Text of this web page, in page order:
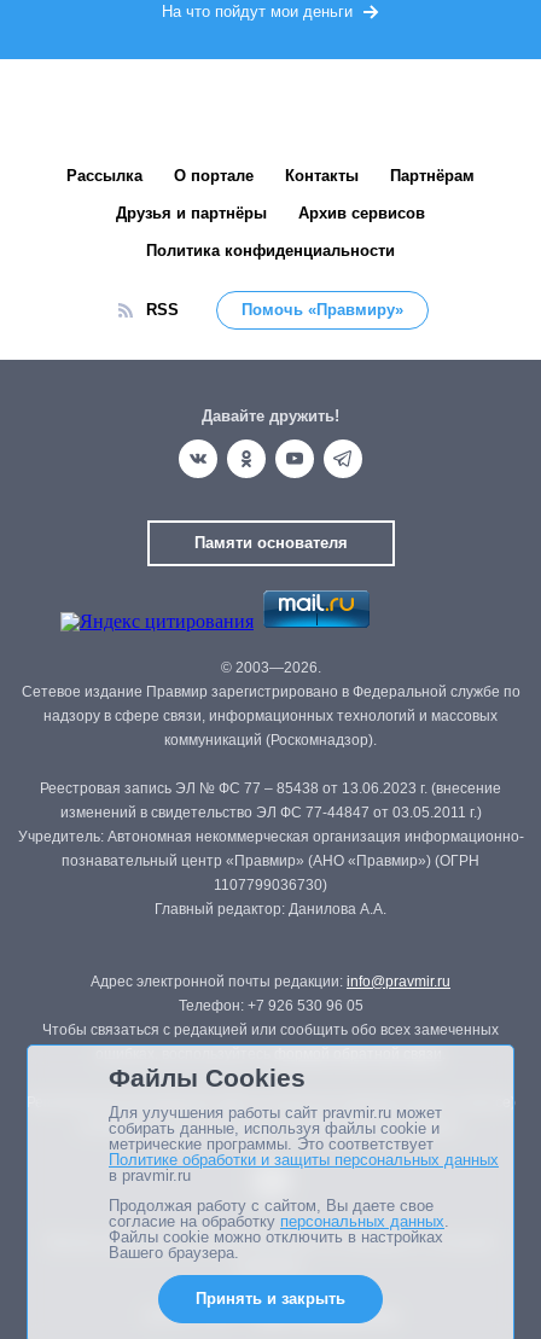
На что пойдут мои деньги
Рассылка О портале Контакты Партнёрам
Друзья и партнёры Архив сервисов
Политика конфиденциальности
RSS Помочь «Правмиру»
Давайте дружить!
Памяти основателя
© 2003—2026.
Сетевое издание Правмир зарегистрировано в Федеральной службе по
надзору в сфере связи, информационных технологий и массовых
коммуникаций (Роскомнадзор).
Реестровая запись ЭЛ № ФС 77 – 85438 от 13.06.2023 г. (внесение
изменений в свидетельство ЭЛ ФС 77-44847 от 03.05.2011 г.)
Учредитель: Автономная некоммерческая организация информационно-
познавательный центр «Правмир» (АНО «Правмир») (ОГРН
1107799036730)
Главный редактор: Данилова А.А.
Адрес электронной почты редакции: info@pravmir.ru
Телефон: +7 926 530 96 05
Чтобы связаться с редакцией или сообщить обо всех замеченных
Републикация материалов сайта в печатных изданиях (книгах, прессе)
возможна только с письменного разрешения редакции.
Мнение авторов статей портала может не совпадать с позицией
Дизайн сайта -
Файлы Cookies
Для улучшения работы сайт pravmir.ru может
собирать данные, используя файлы cookie и
метрические программы. Это соответствует
Политике обработки и защиты персональных данных
в pravmir.ru
Продолжая работу с сайтом, Вы даете свое
согласие на обработку персональных данных.
Файлы cookie можно отключить в настройках
Вашего браузера.
Принять и закрыть